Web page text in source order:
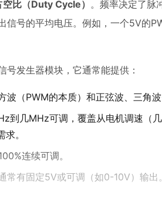
空比（Duty Cycle） 。频率决定了脉
信号的平均电压。例如，一个5V的
号发生器模块，它通常能提供：
波（PWM的本质）和正弦波、三角
到几MHz可调，覆盖从电机调速（
。
连续可调。
常有固定5V或可调（如0-10V）输出